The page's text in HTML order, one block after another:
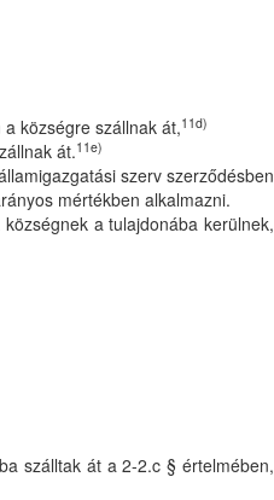
községre szállnak át,11d)
át.11e)
szerv szerződésben
mértékben alkalmazni.
a tulajdonába kerülnek,
szálltak át a 2-2.c § értelmében,